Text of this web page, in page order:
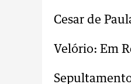
Cesar de
Velório: Em